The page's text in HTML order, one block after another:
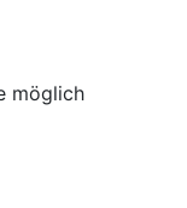
möglich